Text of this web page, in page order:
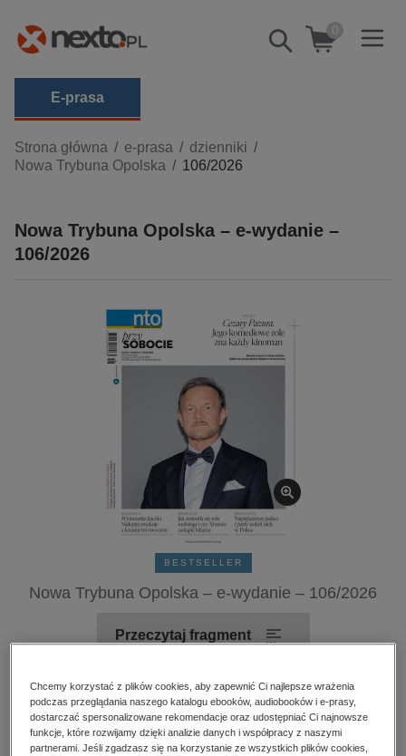
Pokaż/schowaj
wyszukiwarkę
0
E-prasa
Kategorie
Zobacz wszystkie E-prasa
biznesowe, branżowe, gospodarka
edukacja
hobby, sport, rozrywka
komputery, internet, technologie, informatyka
kobiece, lifestyle, kultura
polityka, społeczno-informacyjne
psychologiczne
popularno-naukowe
zdrowie
Strona główna e-prasa
dzienniki
Nowa Trybuna Opolska
106/2026
Nowa Trybuna Opolska – e-wydanie –
106/2026
Przeczytaj fragment
BESTSELLER
Nowa Trybuna Opolska – e-wydanie – 106/2026
Numery archiwalne
Kupując otrzymujesz format: PDF Dostęp online PDF
Chcemy korzystać z plików cookies, aby zapewnić Ci najlepsze wrażenia
podczas przeglądania naszego katalogu ebooków, audiobooków i e-prasy,
dostarczać spersonalizowane rekomendacje oraz udostępniać Ci najnowsze
funkcje, które rozwijamy dzięki analizie danych i współpracy z naszymi
partnerami. Jeśli zgadzasz się na korzystanie ze wszystkich plików cookies,